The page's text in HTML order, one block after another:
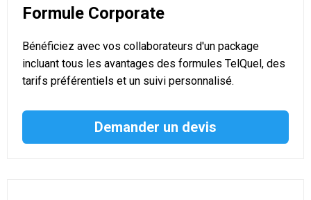
Formule Corporate
Bénéficiez avec vos collaborateurs d'un package
incluant tous les avantages des formules TelQuel, des
tarifs préférentiels et un suivi personnalisé.
Demander un devis